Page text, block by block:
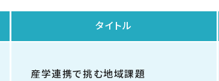
タイトル
産学連携で挑む地域課題